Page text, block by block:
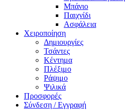
Μπάνιο
Παιχνίδι
Ασφάλεια
Χειροποίηση
Δημιουργίες
Τσάντες
Κέντημα
Πλέξιμο
Ράψιμο
Ψιλικά
Προσφορές
Σύνδεση / Εγγραφή